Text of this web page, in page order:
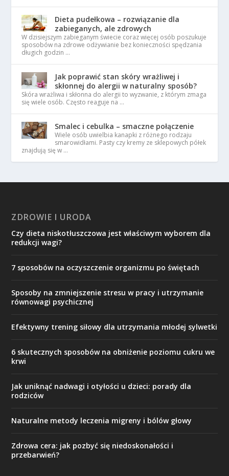
Dieta pudełkowa – rozwiązanie dla
zabieganych, ale zdrowych
W dzisiejszym zabieganym świecie coraz więcej osób poszukuje
sposobów na zdrowe odżywianie bez konieczności spędzania
długich godzin …
Jak poprawić stan skóry wrażliwej i
skłonnej do alergii w naturalny sposób?
Skóra wrażliwa i skłonna do alergii to wyzwanie, z którym zmaga
się wiele osób. Często reaguje na …
Smalec i cebulka – smaczne połączenie
Wiele osób uwielbia kanapki z różnego rodzaju
smarowidłami. Pasty czy kremy ze sklepowych półek
znajdują się w …
ZDROWIE I URODA
Czy dieta niskotłuszczowa jest właściwym wyborem dla
redukcji wagi?
7 sposobów na oczyszczenie organizmu po świętach
Sposoby na zmniejszenie stresu w pracy i utrzymanie
równowagi psychicznej
Efektywny trening siłowy dla utrzymania młodej sylwetki
6 skutecznych sposobów na obniżenie poziomu cukru we
krwi
Jak uniknąć nadwagi i otyłości u dzieci: porady dla
rodziców
Naturalne metody leczenia migreny i bólów głowy
Zdrowa cera: jak pozbyć się niedoskonałości i
przebarwień?